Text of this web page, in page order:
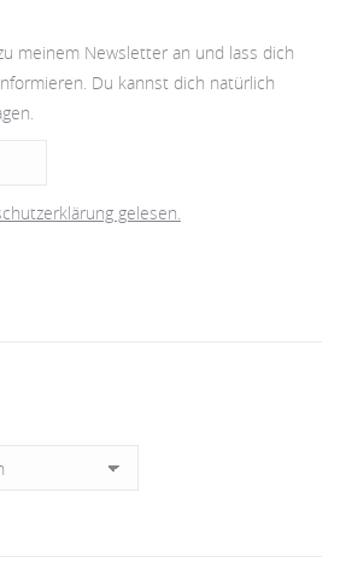
meinem Newsletter an und lass dich
Du kannst dich natürlich
gelesen.